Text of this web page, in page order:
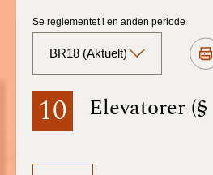
10 Elevatorer (§
Se reglementet i en anden periode
BR18 (Aktuelt)
BR18 (Aktuelt)